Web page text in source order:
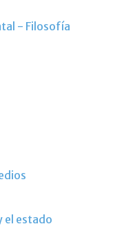
- Filosofía
el estado